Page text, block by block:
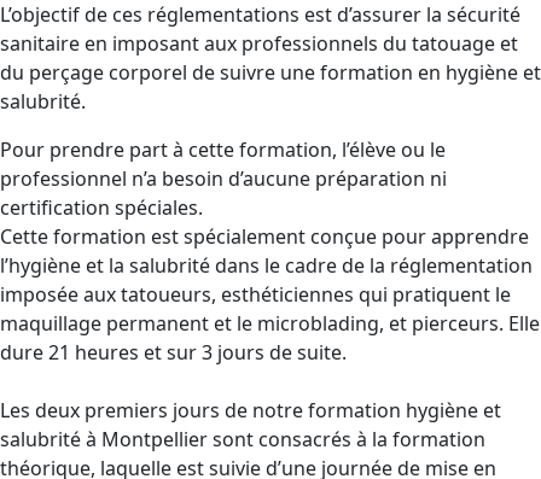
L’objectif de ces réglementations est d’assurer la sécurité
sanitaire en imposant aux professionnels du tatouage et
du perçage corporel de suivre une formation en hygiène et
salubrité.
Pour prendre part à cette formation, l’élève ou le
professionnel n’a besoin d’aucune préparation ni
certification spéciales.
Cette formation est spécialement conçue pour apprendre
l’hygiène et la salubrité dans le cadre de la réglementation
imposée aux tatoueurs, esthéticiennes qui pratiquent le
maquillage permanent et le microblading, et pierceurs. Elle
dure 21 heures et sur 3 jours de suite.
Les deux premiers jours de notre formation hygiène et
salubrité à Montpellier sont consacrés à la formation
théorique, laquelle est suivie d’une journée de mise en